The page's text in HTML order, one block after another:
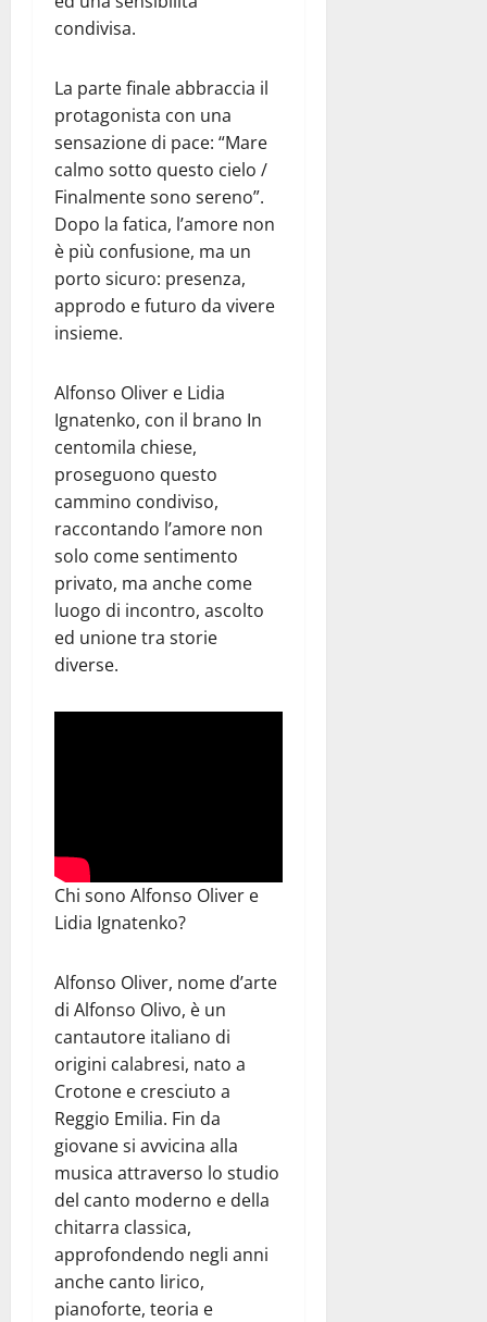
condivisa.
La parte finale abbraccia il
protagonista con una
sensazione di pace: “Mare
calmo sotto questo cielo /
Finalmente sono sereno”.
Dopo la fatica, l’amore non
è più confusione, ma un
porto sicuro: presenza,
approdo e futuro da vivere
insieme.
Alfonso Oliver e Lidia
Ignatenko, con il brano In
centomila chiese,
proseguono questo
cammino condiviso,
raccontando l’amore non
solo come sentimento
privato, ma anche come
luogo di incontro, ascolto
ed unione tra storie
diverse.
Chi sono Alfonso Oliver e
Lidia Ignatenko?
Alfonso Oliver, nome d’arte
di Alfonso Olivo, è un
cantautore italiano di
origini calabresi, nato a
Crotone e cresciuto a
Reggio Emilia. Fin da
giovane si avvicina alla
musica attraverso lo studio
del canto moderno e della
chitarra classica,
approfondendo negli anni
anche canto lirico,
pianoforte, teoria e